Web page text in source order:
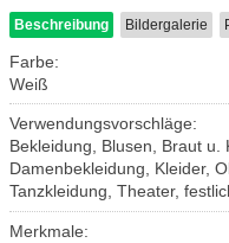
Beschreibung Bildergalerie
Farbe:
Weiß
Verwendungsvorschläge:
Bekleidung, Blusen, Braut
Damenbekleidung, Kleider,
Tanzkleidung, Theater,
Merkmale: